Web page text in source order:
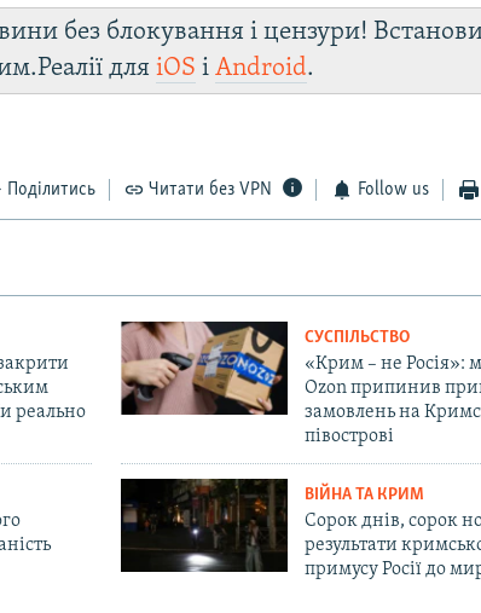
без блокування і цензури!
дляiOS іAndroid.
Поділитись Читати без VPN Follow us
реально
СУСПІЛЬСТВО
«Крим – не Росія»:
Ozon припинив
замовлень на
півострові
ВІЙНА ТА КРИМ
Сорок днів, сорок
результати
примусу Росії до